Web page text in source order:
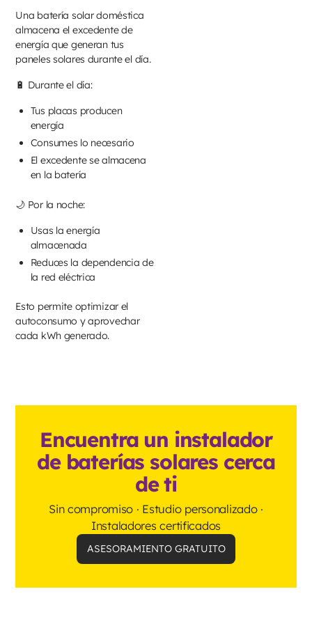
Una batería solar doméstica
almacena el excedente de
energía que generan tus
paneles solares durante el día.
🔋 Durante el día:
Tus placas producen
energía
Consumes lo necesario
El excedente se almacena
en la batería
🌙 Por la noche:
Usas la energía
almacenada
Reduces la dependencia de
la red eléctrica
Esto permite optimizar el
autoconsumo y aprovechar
cada kWh generado.
Encuentra un instalador
de baterías solares cerca
de ti
Sin compromiso · Estudio personalizado ·
Instaladores certificados
ASESORAMIENTO GRATUITO